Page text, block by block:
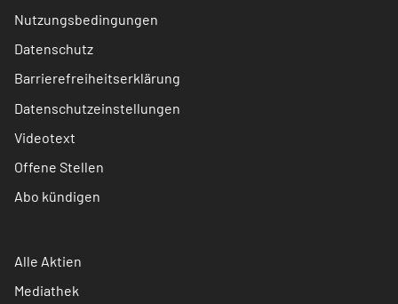
Nutzungsbedingungen
Datenschutz
Barrierefreiheitserklärung
Datenschutzeinstellungen
Videotext
Offene Stellen
Abo kündigen
Alle Aktien
Mediathek